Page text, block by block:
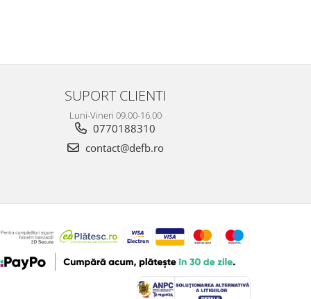
SUPORT CLIENTI
Luni-Vineri 09.00-16.00
0770188310
contact@defb.ro